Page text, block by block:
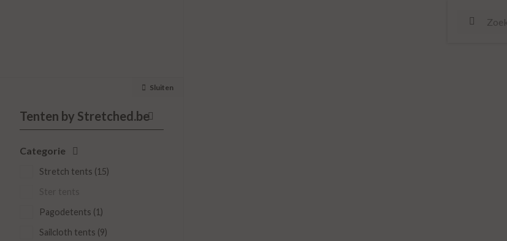
Sluiten
Categorie
Stretch tents (15)
Pagodetents (1)
Sailcloth tents (9)
Stoelen en tafels
Bars
Decoratie & planten
Toebehoren
Tenten by Stretched.be